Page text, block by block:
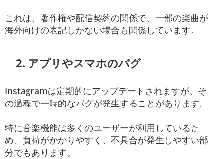
これは、著作権や配信契約の関係で、一部の楽曲が
海外向けの表記しかない場合も関係しています。
2. アプリやスマホのバグ
Instagramは定期的にアップデートされますが、そ
の過程で一時的なバグが発生することがあります。
特に音楽機能は多くのユーザーが利用しているた
め、負荷がかかりやすく、不具合が発生しやすい部
分でもあります。